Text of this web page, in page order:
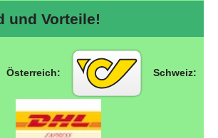
und Vorteile!
Österreich: Schweiz: